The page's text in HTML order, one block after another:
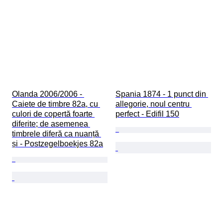
Olanda 2006/2006 -
Caiete de timbre 82a, cu
culori de copertă foarte
diferite; de asemenea
timbrele diferă ca nuanță
și - Postzegelboekjes 82a
Spania 1874 - 1 punct din
allegorie, noul centru
perfect - Edifil 150